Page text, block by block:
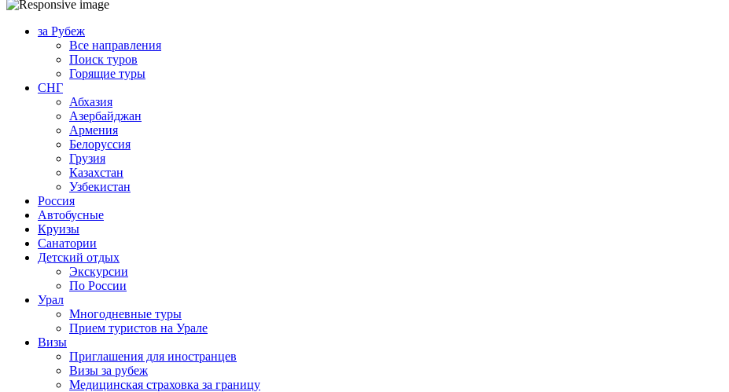
за Рубеж
Все направления
Поиск туров
Горящие туры
СНГ
Абхазия
Азербайджан
Армения
Белоруссия
Грузия
Казахстан
Узбекистан
Россия
Автобусные
Круизы
Санатории
Детский отдых
Экскурсии
По России
Урал
Многодневные туры
Прием туристов на Урале
Визы
Приглашения для иностранцев
Визы за рубеж
Медицинская страховка за границу